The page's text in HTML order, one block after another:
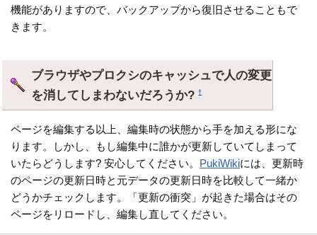
機能がありますので、バックアップから復旧させることもで
きます。
ブラウザやプロクシのキャッシュで人の変更
を消してしまわないだろうか?†
ページを編集する以上、編集時の状態から手を加える形にな
ります。しかし、もし編集中に誰かが更新していてしまって
いたらどうします? 安心してください。 PukiWikiには、更新時
のページの更新日時と元データの更新日時を比較して一緒か
どうかチェックします。「更新の衝突」が起きた場合はその
ページをリロードし、編集し直してください。